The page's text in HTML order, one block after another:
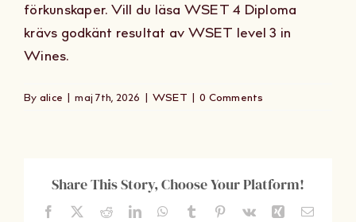
Om Oss
Kontakt
förkunskaper. Vill du läsa WSET 4 Diploma
krävs godkänt resultat av WSET level 3 in
Wines.
By alice | maj 7th, 2026 | WSET | 0 Comments
Share This Story, Choose Your Platform!
Facebook RedditLinkedInWhatsApp
Tumblr Pinterest
Vk Xing Email